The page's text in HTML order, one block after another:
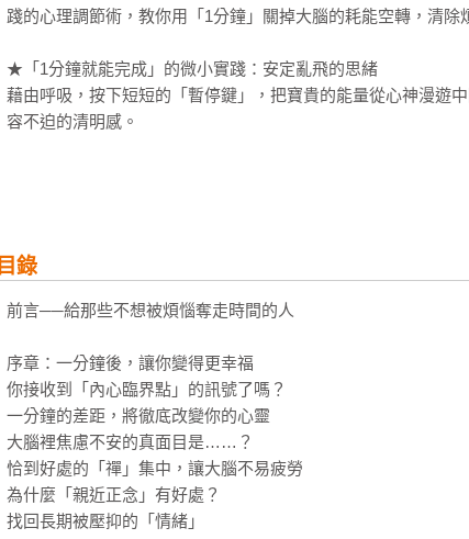
踐的心理調節術，教你用「1分鐘」關掉大腦的耗能空轉，清除
★「1分鐘就能完成」的微小實踐：安定亂飛的思緒
藉由呼吸，按下短短的「暫停鍵」，把寶貴的能量從心神漫遊
容不迫的清明感。
書中提供融入日常的42項「正念」小技巧，無論是在通勤路上
・三三七拍子激勵：配合呼吸節奏喊出鼓舞口訣，在意志消沉
・止步觀察練習：在移動中刻意停下30秒，純粹觀察環境音，切
★ 告別「過度專注」的倦怠：讓大腦不疲勞的高效切換術
本書提倡的是「剛剛好的『禪』集中」，這是一種更輕鬆、讓
合「正念」練習，讓「思考與行動最佳化」，在清晰覺察內在
◎掃描120項心靈焦慮×對應6大情境，奪回「覺察當下」的身心
書中設計120項「心靈SOS」檢查表，就像是一場全方位的身心
目錄
前言──給那些不想被煩惱奪走時間的人
序章：一分鐘後，讓你變得更幸福
你接收到「內心臨界點」的訊號了嗎？
一分鐘的差距，將徹底改變你的心靈
大腦裡焦慮不安的真面目是……？
恰到好處的「禪」集中，讓大腦不易疲勞
為什麼「親近正念」有好處？
找回長期被壓抑的「情緒」